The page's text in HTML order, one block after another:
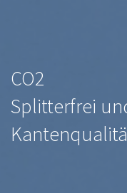
CO2
Splitterfrei